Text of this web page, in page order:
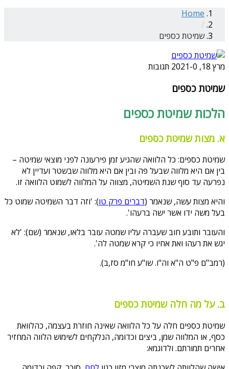
Home
/
שמיטת כספים
מרץ 18, 2021 -0 תגובות
שמיטת כספים
הלכות שמיטת כספים
א. מצות שמיטת כספים
שמיטת כספים: כל הלוואה שהגיע זמן פירעונה לפני מוצאי שמיטה –
בין אם היא מלווה שבעל פה ובין אם היא מלווה שבשטר ועדיין לא
נפרעה עד סוף שנת השמיטה, מצווה על המלווה לשמוט הלוואה זו.
והיא מצות עשה, שנאמר (דברים פרק טו): 'וזה דבר השמיטה שמוט כל
בעל משה ידו אשר ישה ברעהו'.
והעובר ותובע חוב שעברה עליו שמטה עובר בלאו, שנאמר (שם): 'לא
יגש את רעהו ואת אחיו כי קרא שמטה לה'.
(רמב"ם פ"ט ה"א וה"ו. שו"ע חו"מ סז,ב).
ב. על מה חלה שמיטת כספים
שמיטת כספים חלה על כל הלוואה שאינה חוזרת בעצמה, כהלוואת
כסף, או המלווה שמן, ביצים וכדומה, הנלקחים לשימוש הלווה המחזיר
אחרים תמורתם. ולדוגמא: